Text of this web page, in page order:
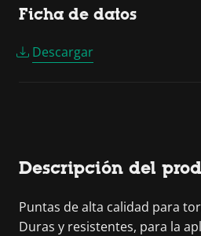
Ficha de datos
Descargar
Descripción del
Puntas de alta calidad para
Duras y resistentes, para la